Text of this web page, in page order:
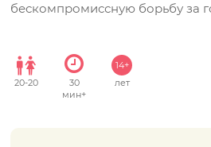
бескомпромиссную борьбу за
20-20
30
мин+
14+
лет